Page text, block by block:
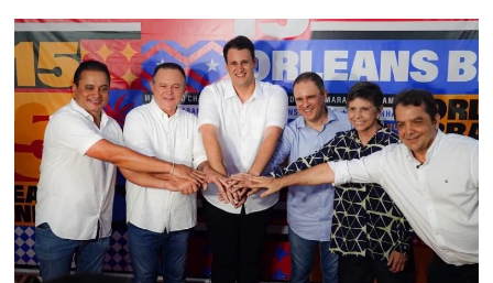
e
sua
caravana
participam
da
maior
convenção
de
todos
os
tempos,